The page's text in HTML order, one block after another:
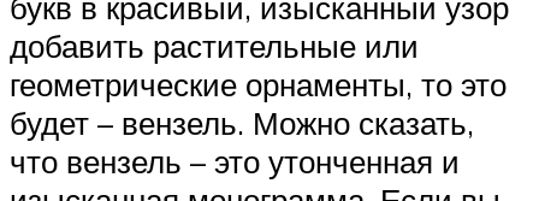
добавить растительные или
геометрические орнаменты, то это
будет – вензель. Можно сказать,
что вензель – это утонченная и